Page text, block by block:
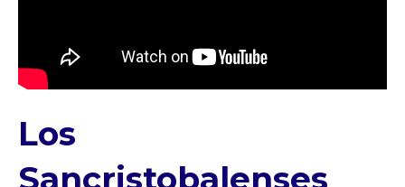
Los
Sancristobalenses